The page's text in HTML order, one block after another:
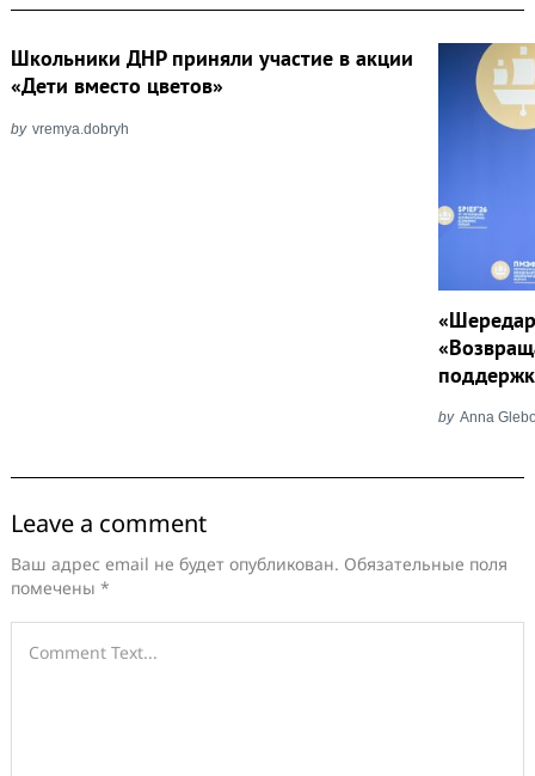
Школьники ДНР приняли участие в акции
«Дети вместо цветов»
by vremya.dobryh
by Anna
Leave a comment
Ваш адрес email не будет опубликован. Обязательные поля
помечены *